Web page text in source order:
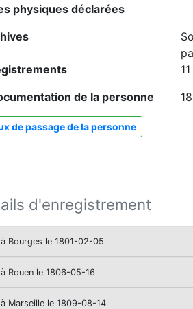
physiques déclarées
11
de la personne
de passage de la personne
d'enregistrement
Bourges le 1801-02-05
Rouen le 1806-05-16
Marseille le 1809-08-14